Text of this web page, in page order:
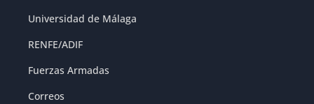
Universidad de Málaga
RENFE/ADIF
Fuerzas Armadas
Correos